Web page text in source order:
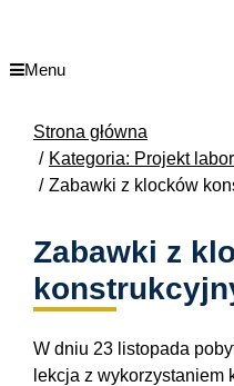
Menu
Strona główna
Kategoria: Projekt
Zabawki z klocków
Zabawki z
W dniu 23 listopada
lekcja z wykorzystaniem